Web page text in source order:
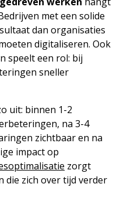
met een solide
dan organisaties
digitaliseren. Ook
speelt een rol: bij
sneller
uit: binnen 1-2
na 3-4
zichtbaar en na
impact op
zorgt
zich over tijd verder